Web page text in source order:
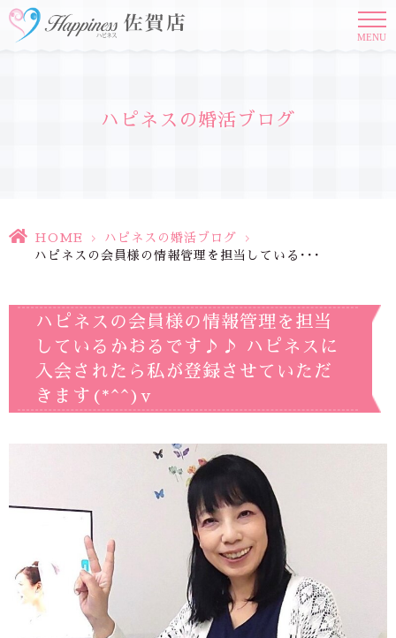
MENU
ハピネスの婚活ブログ
HOME > ハピネスの婚活ブログ
>
ハピネスの会員様の情報管理を担当している･･･
ハピネスの会員様の情報管理を担当
しているかおるです♪♪ ハピネスに
入会されたら私が登録させていただ
きます(*^^)v